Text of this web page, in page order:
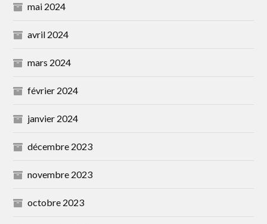
mai 2024
avril 2024
mars 2024
février 2024
janvier 2024
décembre 2023
novembre 2023
octobre 2023